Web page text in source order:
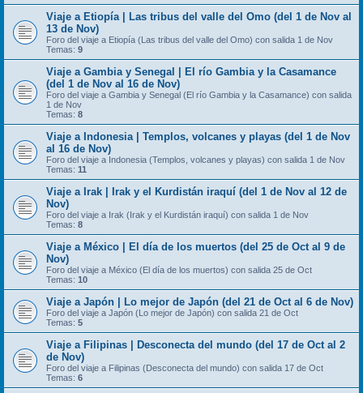
Viaje a Etiopía | Las tribus del valle del Omo (del 1 de Nov al
13 de Nov)
Foro del viaje a Etiopía (Las tribus del valle del Omo) con salida 1 de Nov
Temas: 9
Viaje a Gambia y Senegal | El río Gambia y la Casamance
(del 1 de Nov al 16 de Nov)
Foro del viaje a Gambia y Senegal (El río Gambia y la Casamance) con salida
1 de Nov
Temas: 8
Viaje a Indonesia | Templos, volcanes y playas (del 1 de Nov
al 16 de Nov)
Foro del viaje a Indonesia (Templos, volcanes y playas) con salida 1 de Nov
Temas: 11
Viaje a Irak | Irak y el Kurdistán iraquí (del 1 de Nov al 12 de
Nov)
Foro del viaje a Irak (Irak y el Kurdistán iraquí) con salida 1 de Nov
Temas: 8
Viaje a México | El día de los muertos (del 25 de Oct al 9 de
Nov)
Foro del viaje a México (El día de los muertos) con salida 25 de Oct
Temas: 10
Viaje a Japón | Lo mejor de Japón (del 21 de Oct al 6 de Nov)
Foro del viaje a Japón (Lo mejor de Japón) con salida 21 de Oct
Temas: 5
Viaje a Filipinas | Desconecta del mundo (del 17 de Oct al 2
de Nov)
Foro del viaje a Filipinas (Desconecta del mundo) con salida 17 de Oct
Temas: 6